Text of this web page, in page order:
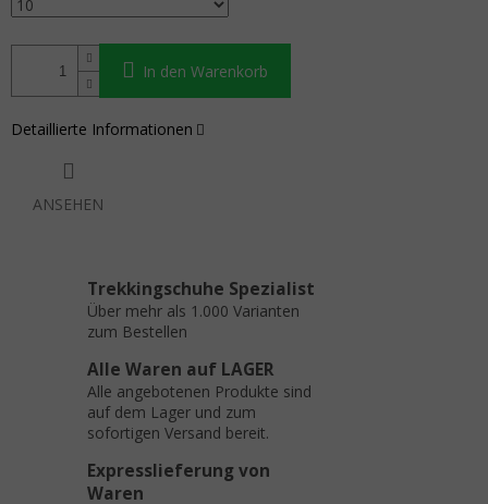
In den Warenkorb
Detaillierte Informationen
ANSEHEN
Trekkingschuhe Spezialist
Über mehr als 1.000 Varianten
zum Bestellen
Alle Waren auf LAGER
Alle angebotenen Produkte sind
auf dem Lager und zum
sofortigen Versand bereit.
Expresslieferung von
Waren